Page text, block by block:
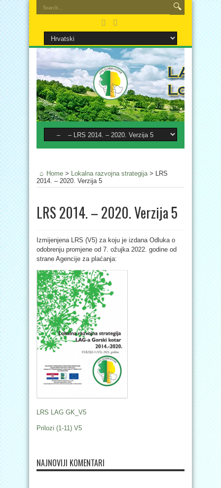
Home > Lokalna razvojna strategija> LRS
2014. – 2020. Verzija 5
LRS 2014. – 2020. Verzija 5
Izmijenjena LRS (V5) za koju je izdana Odluka o
odobrenju promjene od 7. ožujka 2022. godine od
strane Agencije za plaćanja:
LRS LAG GK_V5
Prilozi (1-11) V5
NAJNOVIJI KOMENTARI